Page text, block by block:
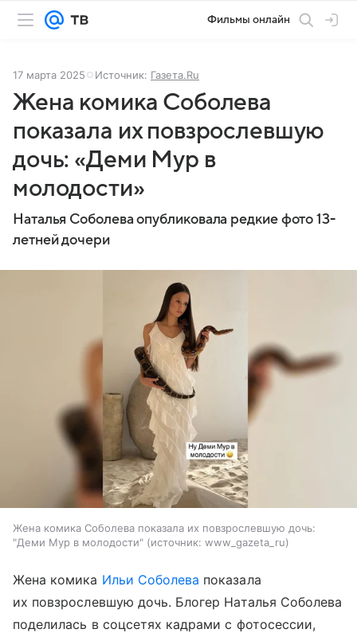
Фильмы онлайн
17 марта 2025 Источник: Газета.Ru
Жена комика Соболева
показала их повзрослевшую
дочь: «Деми Мур в
молодости»
Наталья Соболева опубликовала редкие фото 13-
летней дочери
Жена комика Соболева показала их повзрослевшую дочь:
"Деми Мур в молодости"
источник: www_gazeta_ru
Жена комика Ильи Соболева показала
их повзрослевшую дочь. Блогер Наталья Соболева
поделилась в соцсетях кадрами с фотосессии,